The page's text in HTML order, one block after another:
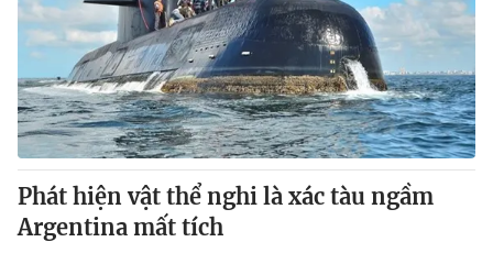
Phát hiện vật thể nghi là xác tàu ngầm
Argentina mất tích